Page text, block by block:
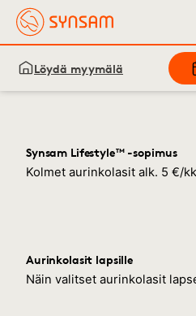
Löydä myymälä
Synsam Lifestyle™ -sopimus
Kolmet aurinkolasit alk. 5 €/kk
Aurinkolasit lapsille
Näin valitset aurinkolasit